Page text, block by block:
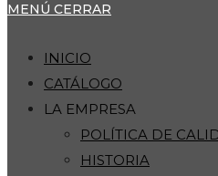
MENÚ CERRAR
INICIO
CATÁLOGO
LA EMPRESA
POLÍTICA DE
HISTORIA